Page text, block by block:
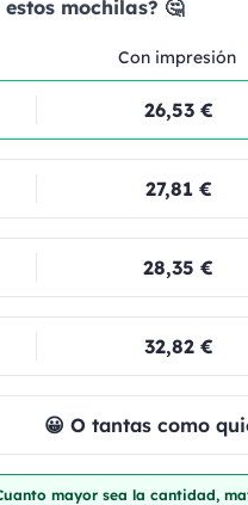
mochilas? 🤔
Con impresión
26,53 €
27,81 €
28,35 €
32,82 €
😀 O tantas como
mayor sea la cantidad,